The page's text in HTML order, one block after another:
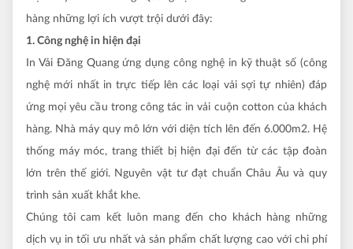
hàng những lợi ích vượt trội dưới đây:
1. Công nghệ in hiện đại
In Vải Đăng Quang ứng dụng công nghệ in kỹ thuật số (công
nghệ mới nhất in trực tiếp lên các loại vải sợi tự nhiên) đáp
ứng mọi yêu cầu trong công tác in vải cuộn cotton của khách
hàng. Nhà máy quy mô lớn với diện tích lên đến 6.000m2. Hệ
thống máy móc, trang thiết bị hiện đại đến từ các tập đoàn
lớn trên thế giới. Nguyên vật tư đạt chuẩn Châu Âu và quy
trình sản xuất khắt khe.
Chúng tôi cam kết luôn mang đến cho khách hàng những
dịch vụ in tối ưu nhất và sản phẩm chất lượng cao với chi phí